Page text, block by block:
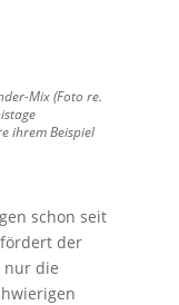
Mix (Foto re.
ihrem Beispiel
schon seit
der
nur die